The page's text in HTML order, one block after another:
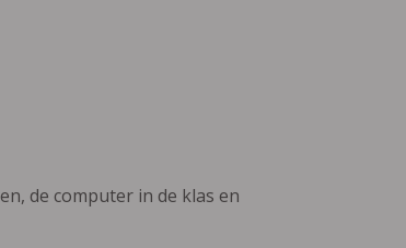
de computer in de klas en